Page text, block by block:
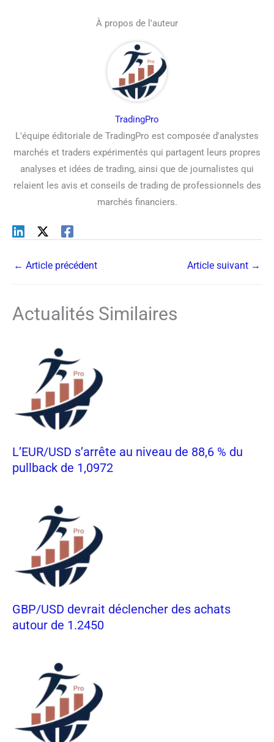
À propos de l'auteur
TradingPro
L'équipe éditoriale de TradingPro est composée d'analystes
marchés et traders expérimentés qui partagent leurs propres
analyses et idées de trading, ainsi que de journalistes qui
relaient les avis et conseils de trading de professionnels des
marchés financiers.
← Article précédent Article suivant →
Actualités Similaires
L’EUR/USD s’arrête au niveau de 88,6 % du
pullback de 1,0972
GBP/USD devrait déclencher des achats
autour de 1.2450